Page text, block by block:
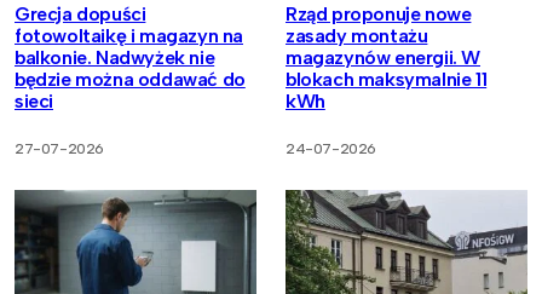
Grecja dopuści
fotowoltaikę i magazyn na
balkonie. Nadwyżek nie
będzie można oddawać do
sieci
27-07-2026
Rząd proponuje nowe
zasady montażu
magazynów energii. W
blokach maksymalnie 11
kWh
24-07-2026